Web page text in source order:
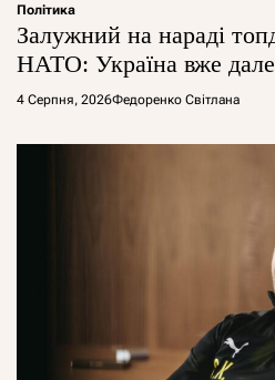
Політика
Залужний на нараді
НАТО: Україна вже
4 Серпня, 2026Федоренко Світлана